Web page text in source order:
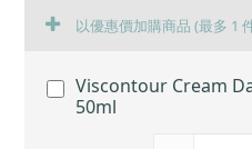
以優惠價加購商品 (最多 1
Viscontour Cream
50ml